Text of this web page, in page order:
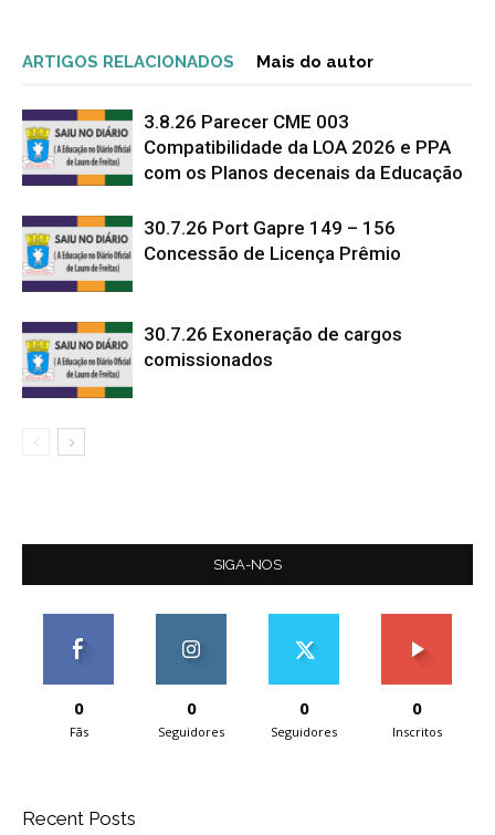
ARTIGOS RELACIONADOS Mais do autor
3.8.26 Parecer CME 003
Compatibilidade da LOA 2026 e PPA
com os Planos decenais da Educação
30.7.26 Port Gapre 149 – 156
Concessão de Licença Prêmio
30.7.26 Exoneração de cargos
comissionados
SIGA-NOS
0
Fãs
0
Seguidores
0
Seguidores
0
Inscritos
Recent Posts